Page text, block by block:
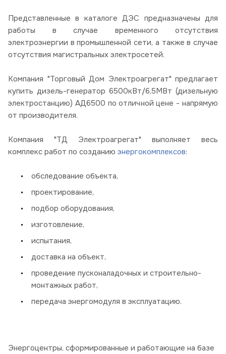
Представленные в каталоге ДЭС предназначены для
работы в случае временного отсутствия
электроэнергии в промышленной сети, а также в случае
отсутствия магистральных электросетей.
Компания "Торговый Дом Электроагрегат" предлагает
купить дизель-генератор 6500кВт/6,5МВт (дизельную
электростанцию) АД6500 по отличной цене - напрямую
от производителя.
Компания "ТД Электроагрегат" выполняет весь
комплекс работ по созданию энергокомплексов:
обследование объекта,
проектирование,
подбор оборудования,
изготовление,
испытания,
доставка на объект,
проведение пусконаладочных и строительно-
монтажных работ,
передача энергомодуля в эксплуатацию.
Энергоцентры, сформированные и работающие на базе